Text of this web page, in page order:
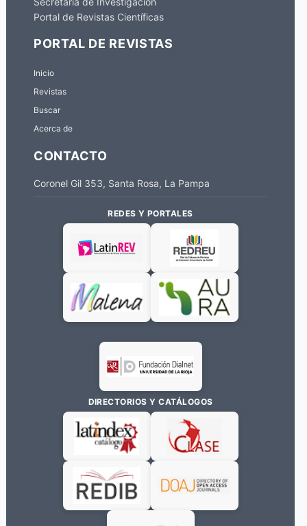
Portal de Revistas Científicas
PORTAL DE REVISTAS
Inicio
Revistas
Buscar
Acerca de
CONTACTO
Coronel Gil 353, Santa Rosa, La Pampa
REDES Y PORTALES
DIRECTORIOS Y CATÁLOGOS